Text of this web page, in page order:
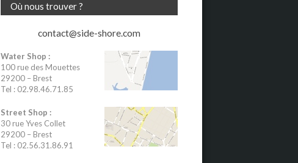
Où nous trouver ?
contact@side-shore.com
Water Shop :
100 rue des Mouettes
29200 – Brest
Tel : 02.98.46.71.85
Street Shop :
30 rue Yves Collet
29200 – Brest
Tel : 02.56.31.86.91